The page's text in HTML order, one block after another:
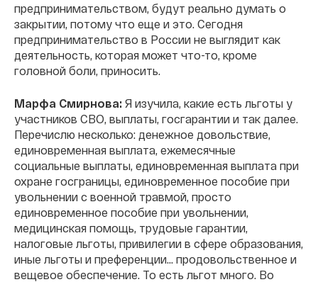
предпринимательством, будут реально думать о
закрытии, потому что еще и это. Сегодня
предпринимательство в России не выглядит как
деятельность, которая может что-то, кроме
головной боли, приносить.
Марфа Смирнова: Я изучила, какие есть льготы у
участников СВО, выплаты, госгарантии и так далее.
Перечислю несколько: денежное довольствие,
единовременная выплата, ежемесячные
социальные выплаты, единовременная выплата при
охране госграницы, единовременное пособие при
увольнении с военной травмой, просто
единовременное пособие при увольнении,
медицинская помощь, трудовые гарантии,
налоговые льготы, привилегии в сфере образования,
иные льготы и преференции... продовольственное и
вещевое обеспечение. То есть льгот много. Во